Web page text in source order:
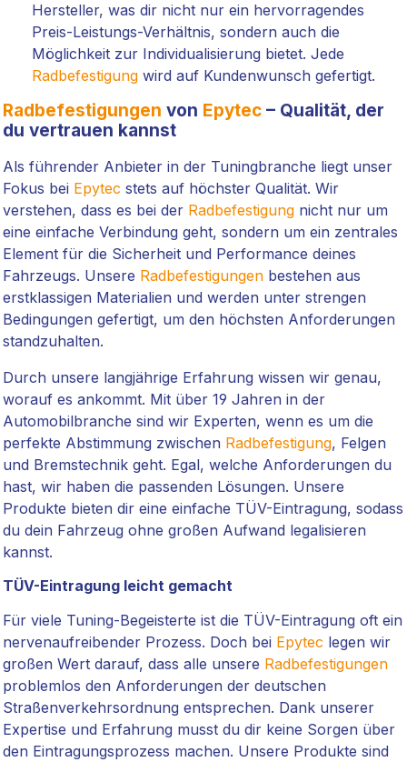
Hersteller, was dir nicht nur ein hervorragendes
Preis-Leistungs-Verhältnis, sondern auch die
Möglichkeit zur Individualisierung bietet. Jede
Radbefestigungwird auf Kundenwunsch gefertigt.
Radbefestigungen von Epytec– Qualität, der
du vertrauen kannst
Als führender Anbieter in der Tuningbranche liegt unser
Fokus bei Epytec stets auf höchster Qualität. Wir
verstehen, dass es bei der Radbefestigungnicht nur um
eine einfache Verbindung geht, sondern um ein zentrales
Element für die Sicherheit und Performance deines
Fahrzeugs. Unsere Radbefestigungenbestehen aus
erstklassigen Materialien und werden unter strengen
Bedingungen gefertigt, um den höchsten Anforderungen
standzuhalten.
Durch unsere langjährige Erfahrung wissen wir genau,
worauf es ankommt. Mit über 19 Jahren in der
Automobilbranche sind wir Experten, wenn es um die
perfekte Abstimmung zwischen Radbefestigung, Felgen
und Bremstechnik geht. Egal, welche Anforderungen du
hast, wir haben die passenden Lösungen. Unsere
Produkte bieten dir eine einfache TÜV-Eintragung, sodass
du dein Fahrzeug ohne großen Aufwand legalisieren
kannst.
TÜV-Eintragung leicht gemacht
Für viele Tuning-Begeisterte ist die TÜV-Eintragung oft ein
nervenaufreibender Prozess. Doch bei Epytec legen wir
großen Wert darauf, dass alle unsere Radbefestigungen
problemlos den Anforderungen der deutschen
Straßenverkehrsordnung entsprechen. Dank unserer
Expertise und Erfahrung musst du dir keine Sorgen über
den Eintragungsprozess machen. Unsere Produkte sind